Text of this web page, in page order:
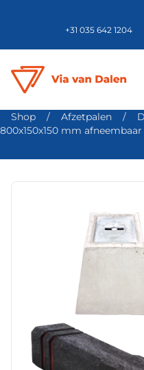
+31 035 642 1204
Shop / Afzetpalen /
800x150x150 mm